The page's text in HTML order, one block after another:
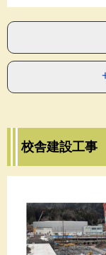
校舎建設工事